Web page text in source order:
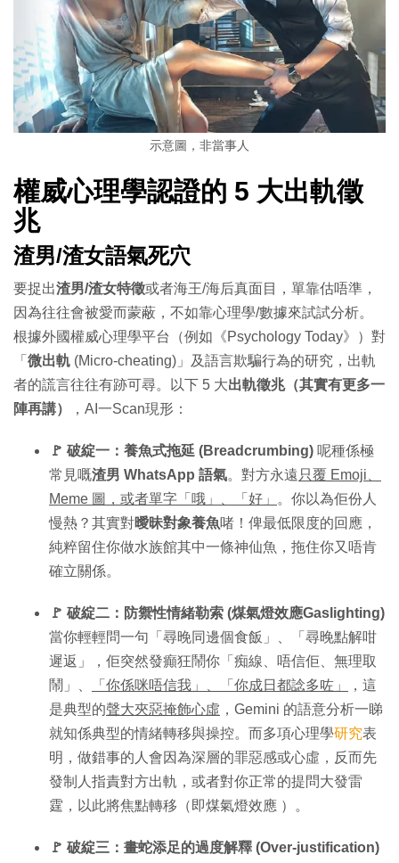
示意圖，非當事人
權威心理學認證的 5 大出軌徵
兆
渣男/渣女語氣死穴
要捉出渣男/渣女特徵或者海王/海后真面目，單靠估唔準，
因為往往會被愛而蒙蔽，不如靠心理學/數據來試試分析。
根據外國權威心理學平台（例如《Psychology Today》）對
「 微出軌 (Micro-cheating)」及語言欺騙行為的研究，出軌
者的謊言往往有跡可尋。以下 5 大出軌徵兆（其實有更多一
陣再講）
，AI一Scan現形：
🚩 破綻一：養魚式拖延 (Breadcrumbing) 呢種係極
常見嘅渣男 WhatsApp 語氣。對方永遠 只覆 Emoji、
Meme 圖，或者單字「哦」、「好」
。你以為佢份人
慢熱？其實對曖昧對象養魚啫！俾最低限度的回應，
純粹留住你做水族館其中一條神仙魚，拖住你又唔肯
確立關係。
🚩 破綻二：防禦性情緒勒索 (煤氣燈效應Gaslighting)
當你輕輕問一句「尋晚同邊個食飯」、「尋晚點解咁
遲返」，佢突然發癲狂鬧你「痴線、唔信佢、無理取
鬧」、
「你係咪唔信我」、「你成日都諗多咗」
，這
是典型的聲大夾惡掩飾心虛 ，Gemini 的語意分析一睇
就知係典型的情緒轉移與操控。而多項心理學研究表
明，做錯事的人會因為深層的罪惡感或心虛，反而先
發制人指責對方出軌，或者對你正常的提問大發雷
霆，以此將焦點轉移（即煤氣燈效應 ）。
🚩 破綻三：畫蛇添足的過度解釋 (Over-justification)